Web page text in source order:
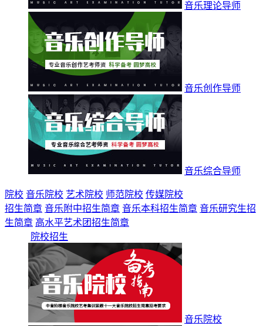
音乐理论导师
音乐创作导师
音乐综合导师
院校 音乐院校 艺术院校 师范院校 传媒院校
招生简章 音乐附中招生简章 音乐本科招生简章 音乐研究生招
生简章 高水平艺术团招生简章
院校招生
音乐院校